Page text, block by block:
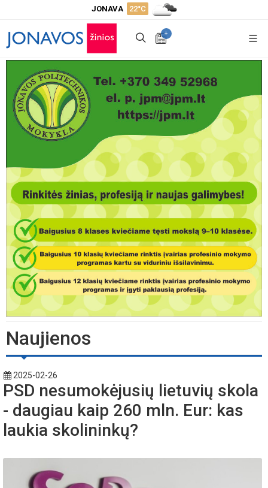
JONAVA 22°C
+
Naujienos
2025-02-26
PSD nesumokėjusių lietuvių skola
- daugiau kaip 260 mln. Eur: kas
laukia skolininkų?